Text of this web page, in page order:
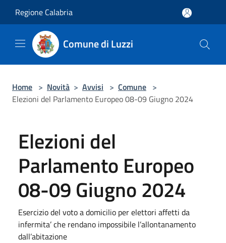
Regione Calabria
Comune di Luzzi
Home > Novità > Avvisi > Comune >
Elezioni del Parlamento Europeo 08-09 Giugno 2024
Elezioni del
Parlamento Europeo
08-09 Giugno 2024
Esercizio del voto a domicilio per elettori affetti da
infermita’ che rendano impossibile l’allontanamento
dall’abitazione